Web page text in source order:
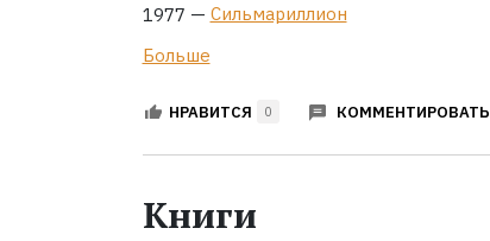
1977 — Сильмариллион
Больше
НРАВИТСЯ 0 КОММЕНТИРОВАТЬ
Книги